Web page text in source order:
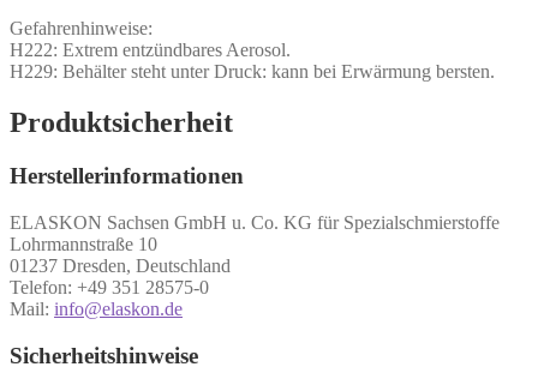
Gefahrenhinweise:
H222: Extrem entzündbares Aerosol.
H229: Behälter steht unter Druck: kann bei Erwärmung bersten.
Produktsicherheit
Herstellerinformationen
ELASKON Sachsen GmbH u. Co. KG für Spezialschmierstoffe
Lohrmannstraße 10
01237 Dresden, Deutschland
Telefon: +49 351 28575-0
Mail: info@elaskon.de
Sicherheitshinweise